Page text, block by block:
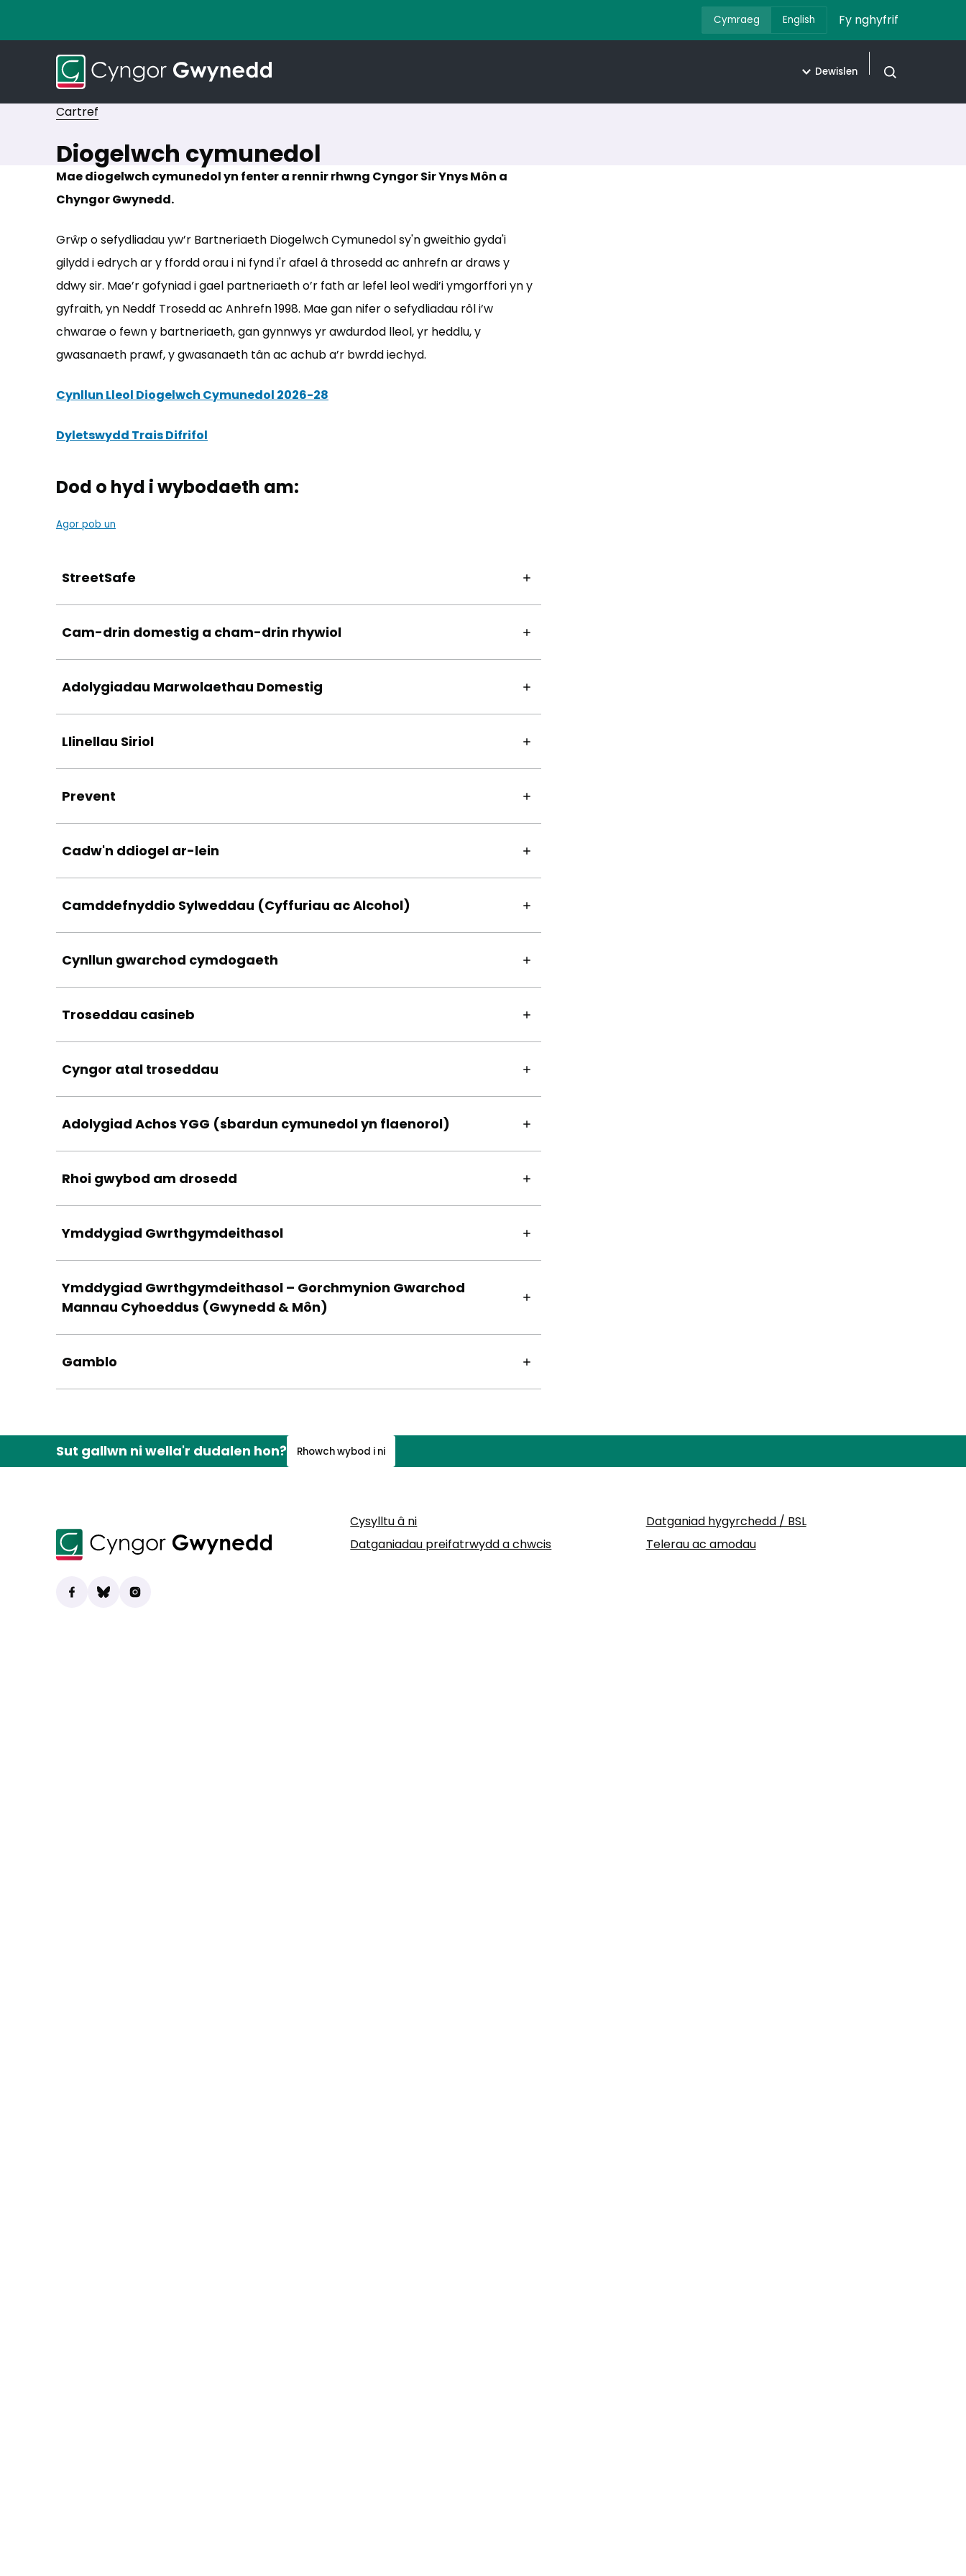
Cymraeg English Fy nghyfrif
Dewislen
Agor chwilio
Cartref
Diogelwch cymunedol
Mae diogelwch cymunedol yn fenter a rennir rhwng Cyngor Sir Ynys Môn a
Chyngor Gwynedd.
Grŵp o sefydliadau yw’r Bartneriaeth Diogelwch Cymunedol sy'n gweithio gyda'i
gilydd i edrych ar y ffordd orau i ni fynd i'r afael â throsedd ac anhrefn ar draws y
ddwy sir. Mae’r gofyniad i gael partneriaeth o’r fath ar lefel leol wedi’i ymgorffori yn y
gyfraith, yn Neddf Trosedd ac Anhrefn 1998. Mae gan nifer o sefydliadau rôl i’w
chwarae o fewn y bartneriaeth, gan gynnwys yr awdurdod lleol, yr heddlu, y
gwasanaeth prawf, y gwasanaeth tân ac achub a’r bwrdd iechyd.
Cynllun Lleol Diogelwch Cymunedol 2026-28
Dyletswydd Trais Difrifol
Dod o hyd i wybodaeth am:
Agor pob un
StreetSafe
Cam-drin domestig a cham-drin rhywiol
Adolygiadau Marwolaethau Domestig
Llinellau Siriol
Prevent
Cadw'n ddiogel ar-lein
Camddefnyddio Sylweddau (Cyffuriau ac Alcohol)
Cynllun gwarchod cymdogaeth
Troseddau casineb
Cyngor atal troseddau
Adolygiad Achos YGG (sbardun cymunedol yn flaenorol)
Rhoi gwybod am drosedd
Ymddygiad Gwrthgymdeithasol
Ymddygiad Gwrthgymdeithasol – Gorchmynion Gwarchod
Mannau Cyhoeddus (Gwynedd & Môn)
Gamblo
Sut gallwn ni wella'r dudalen hon? Rhowch wybod i ni
Dod o hyd i ni ar Facebook
(yn agor mewn tab newydd)
Bluesky
(yn agor mewn tab newydd)
Instagram
(yn agor mewn tab newydd)
Cysylltu â ni
Datganiadau preifatrwydd a chwcis
Datganiad hygyrchedd / BSL
Telerau ac amodau